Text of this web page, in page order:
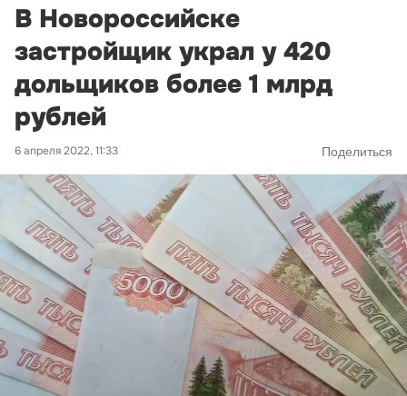
В Новороссийске
застройщик украл у 420
дольщиков более 1 млрд
рублей
6 апреля 2022, 11:33 Поделиться